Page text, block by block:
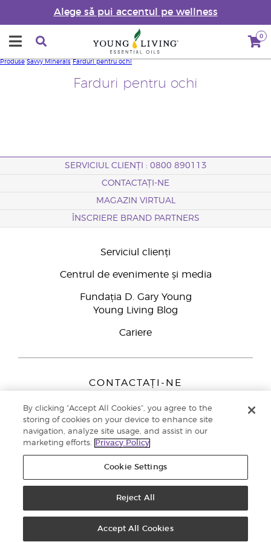
Alege să pui accentul pe wellness
0
Farduri pentru ochi
Produse Savvy Minerals Farduri pentru ochi
SERVICIUL CLIENȚI : 0800 890113
CONTACTAȚI-NE
MAGAZIN VIRTUAL
ÎNSCRIERE BRAND PARTNERS
Serviciul clienți
Centrul de evenimente și media
Fundația D. Gary Young
Young Living Blog
Cariere
CONTACTAȚI-NE
Peizerweg 97
9727 AJ Groningen
Netherlands
Înscriere Brand Partners0800 890113
Politica de confidențialitate
By clicking “Accept All Cookies”, you agree to the
storing of cookies on your device to enhance site
navigation, analyze site usage, and assist in our
marketing efforts.
Privacy Policy
Cookie Settings
Reject All
Accept All Cookies